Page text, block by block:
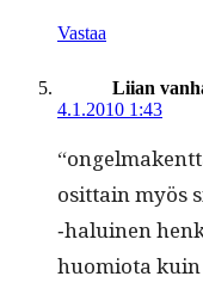
Vastaa
Liian
4.1.2010 1:43
osit­tain myös
‑haluinen
huomio­ta